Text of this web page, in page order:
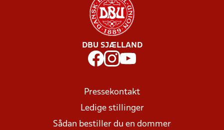
DBU SJÆLLAND
Pressekontakt
Ledige stillinger
Sådan bestiller du en dommer